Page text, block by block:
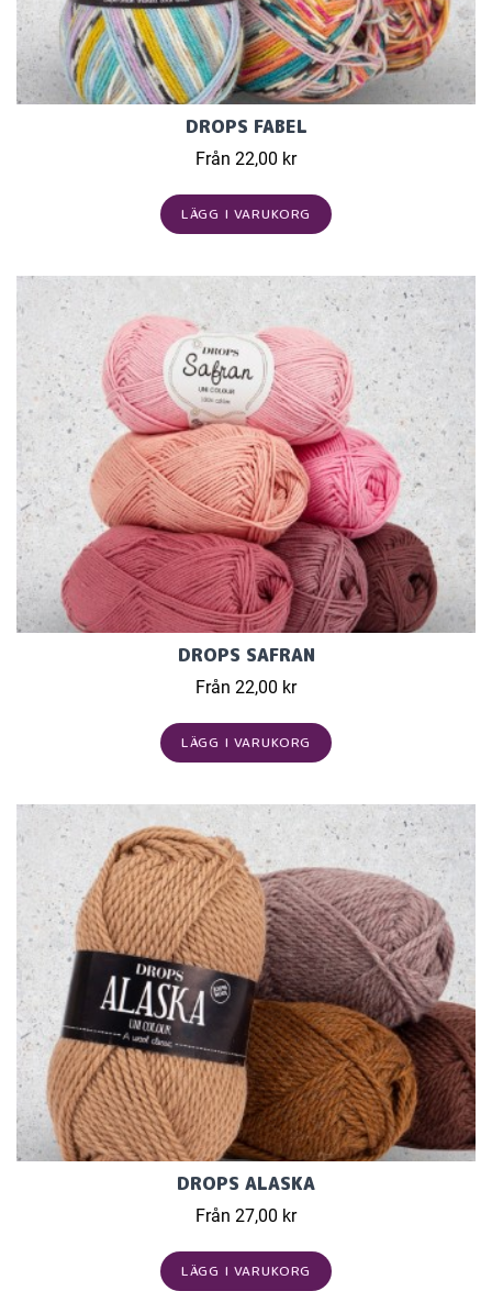
DROPS FABEL
Från 22,00 kr
LÄGG I VARUKORG
DROPS SAFRAN
Från 22,00 kr
LÄGG I VARUKORG
DROPS ALASKA
Från 27,00 kr
LÄGG I VARUKORG